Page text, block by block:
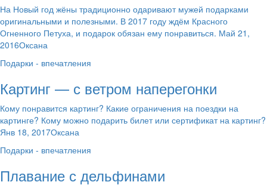
На Новый год жёны традиционно одаривают мужей подарками
оригинальными и полезными. В 2017 году ждём Красного
Огненного Петуха, и подарок обязан ему понравиться. Май 21,
2016Оксана
Подарки - впечатления
Картинг — с ветром наперегонки
Кому понравится картинг? Какие ограничения на поездки на
картинге? Кому можно подарить билет или сертификат на картинг?
Янв 18, 2017Оксана
Подарки - впечатления
Плавание с дельфинами